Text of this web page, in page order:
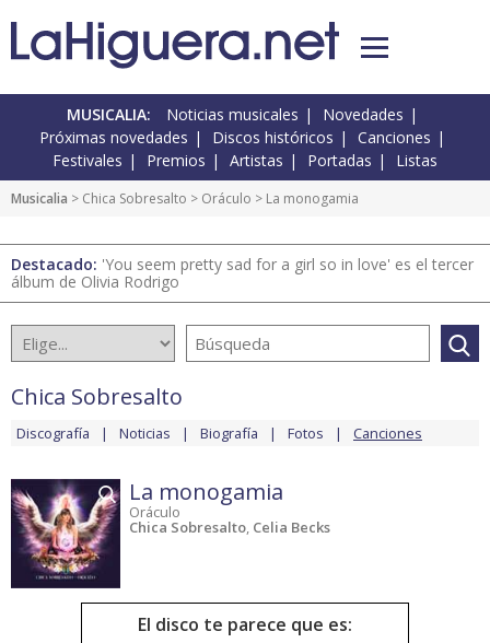
MUSICALIA: Noticias musicales
Novedades
Próximas novedades
Discos históricos
Canciones
Festivales
Premios Artistas Portadas Listas
Musicalia > Chica Sobresalto > Oráculo > La monogamia
Destacado: 'You seem pretty sad for a girl so in love' es el tercer
álbum de Olivia Rodrigo
Chica Sobresalto
Discografía Noticias Biografía Fotos Canciones
La monogamia
Oráculo
Chica Sobresalto, Celia Becks
El disco te parece que es: